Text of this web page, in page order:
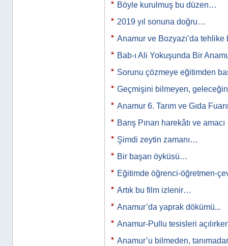
Böyle kurulmuş bu düzen…
2019 yıl sonuna doğru…
Anamur ve Bozyazı’da
Bab-ı Ali Yokuşunda Bir
Sorunu çözmeye eğitimden
Geçmişini bilmeyen,
Anamur 6. Tarım ve Gıda
Barış Pınarı harekâtı ve
Şimdi zeytin zamanı…
Bir başarı öyküsü…
Eğitimde öğrenci-öğretmen-
Artık bu film izlenir…
Anamur’da yaprak dökümü...
Anamur-Pullu tesisleri
Anamur’u bilmeden,